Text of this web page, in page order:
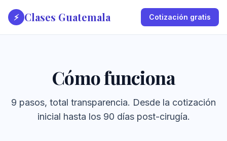
⚡ Clases Guatemala Cotización gratis
Cómo funciona
9 pasos, total transparencia. Desde la cotización
inicial hasta los 90 días post-cirugía.